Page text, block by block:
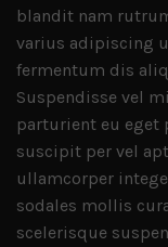
blandit nam
varius adipiscing
fermentum dis
Suspendisse vel
parturient eu
suscipit per vel
ullamcorper
sodales mollis
scelerisque